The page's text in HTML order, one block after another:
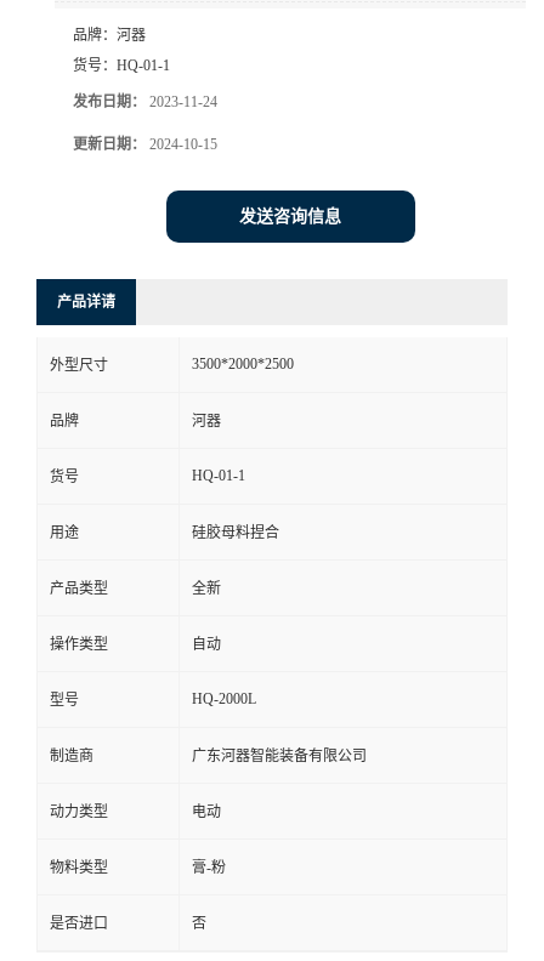
式
在
线
品牌： 河器
货号： HQ-01-1
发布日期： 2023-11-24
更新日期： 2024-10-15
发送咨询信息
产品详请
外型尺寸 3500*2000*2500
品牌 河器
货号 HQ-01-1
用途 硅胶母料捏合
产品类型 全新
操作类型 自动
型号 HQ-2000L
制造商 广东河器智能装备有限公司
动力类型 电动
物料类型 膏-粉
是否进口 否